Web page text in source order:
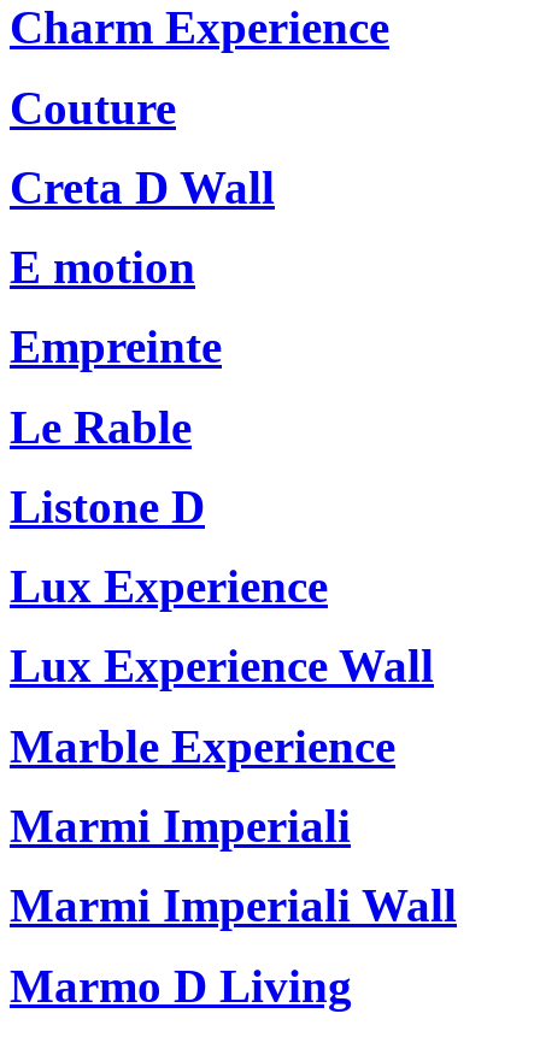
Charm Experience
Couture
Creta D Wall
E motion
Empreinte
Le Rable
Listone D
Lux Experience
Lux Experience Wall
Marble Experience
Marmi Imperiali
Marmi Imperiali Wall
Marmo D Living